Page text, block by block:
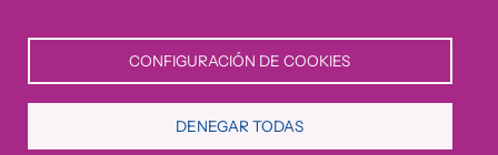
CONVIVE Fundación Cepaim 2026© | All rights reserved
Política de Privacidad Política de Cookies Aviso Legal
CONFIGURACIÓN DE COOKIES
DENEGAR TODAS